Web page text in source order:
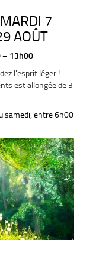
7
AOÛT
– 13h00
l'esprit léger !
est allongée de 3
samedi, entre 6h00